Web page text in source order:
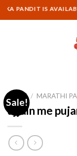
Skip
to
PANDIT IS
Sale!
HOME / MARATHI
ujjain me